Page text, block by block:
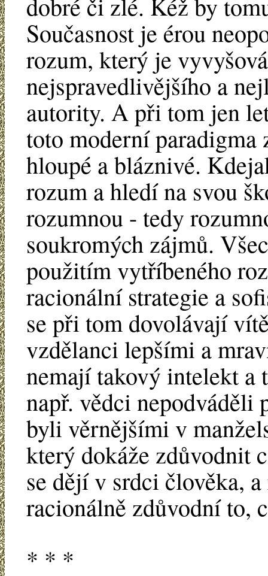
Současnost je érou
rozum, který je
nejspravedlivějšího a
autority. A při tom jen
toto moderní
hloupé a bláznivé.
rozum a hledí na svou
rozumnou - tedy
soukromých zájmů.
použitím vytříbeného
racionální strategie a
se při tom dovolávají
vzdělanci lepšími a
nemají takový intelekt a
např. vědci nepodváděli
byli věrnějšími v
který dokáže zdůvodnit
se dějí v srdci člověka,
racionálně zdůvodní to,
* * *